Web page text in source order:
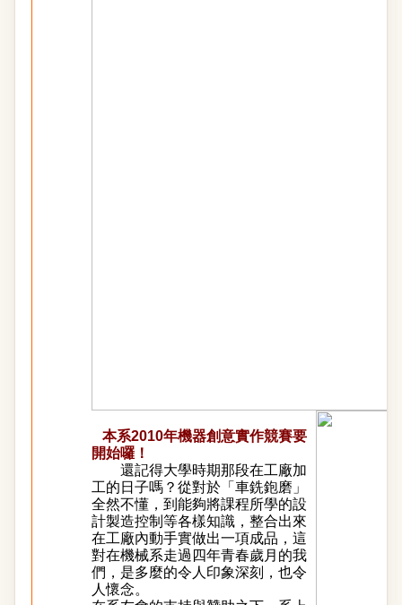
本系2010年機器創意實作競賽要
開始囉！
還記得大學時期那段在工廠加
工的日子嗎？從對於「車銑鉋磨」
全然不懂，到能夠將課程所學的設
計製造控制等各樣知識，整合出來
在工廠內動手實做出一項成品，這
對在機械系走過四年青春歲月的我
們，是多麼的令人印象深刻，也令
人懷念。